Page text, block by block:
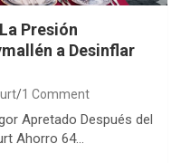
Presión
a Desinflar
1 Comment
Apretado Después del
Ahorro 64…